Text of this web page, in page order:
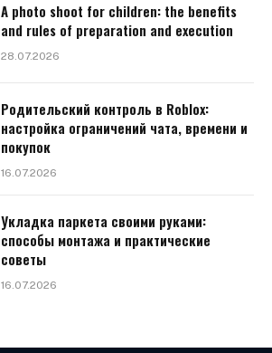
A photo shoot for children: the benefits
and rules of preparation and execution
28.07.2026
Родительский контроль в Roblox:
настройка ограничений чата, времени и
покупок
16.07.2026
Укладка паркета своими руками:
способы монтажа и практические
советы
16.07.2026